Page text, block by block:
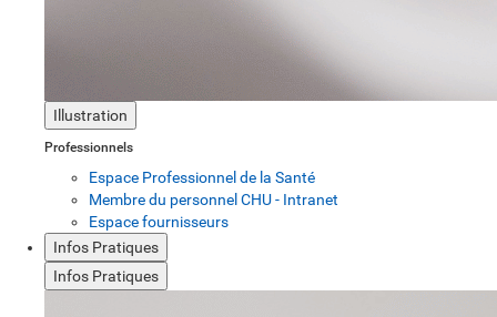
Illustration
Professionnels
Espace Professionnel de la Santé
Membre du personnel CHU - Intranet
Espace fournisseurs
Infos Pratiques
Infos Pratiques